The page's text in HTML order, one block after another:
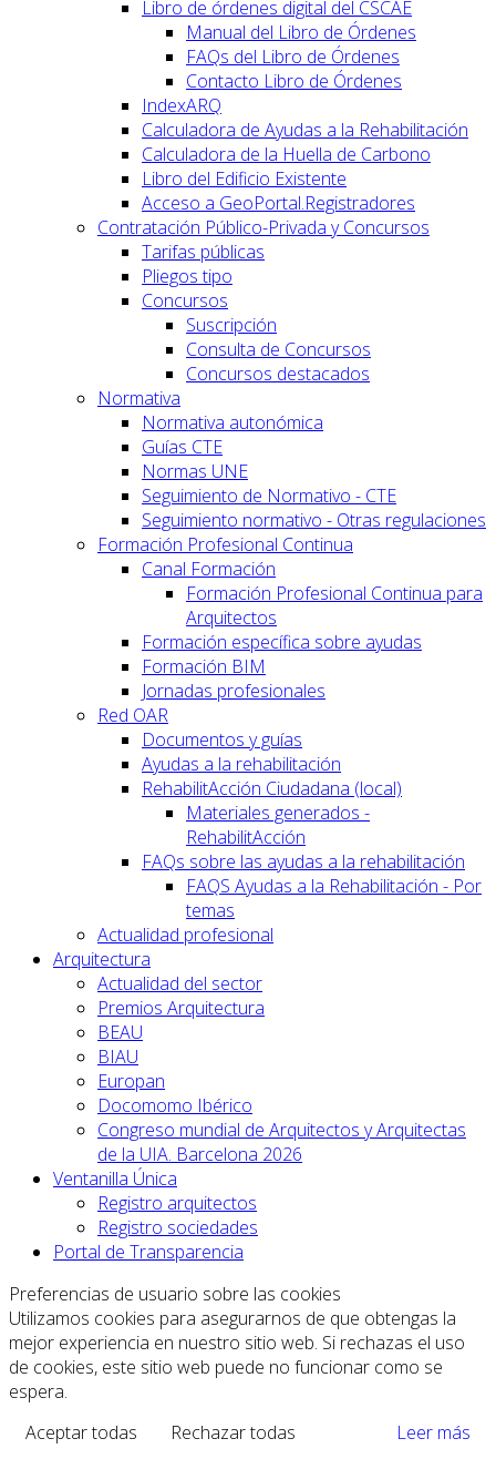
Libro de órdenes digital del CSCAE
Manual del Libro de Órdenes
FAQs del Libro de Órdenes
Contacto Libro de Órdenes
IndexARQ
Calculadora de Ayudas a la Rehabilitación
Calculadora de la Huella de Carbono
Libro del Edificio Existente
Acceso a GeoPortal.Registradores
Contratación Público-Privada y Concursos
Tarifas públicas
Pliegos tipo
Concursos
Suscripción
Consulta de Concursos
Concursos destacados
Normativa
Normativa autonómica
Guías CTE
Normas UNE
Seguimiento de Normativo - CTE
Seguimiento normativo - Otras regulaciones
Formación Profesional Continua
Canal Formación
Formación Profesional Continua para
Arquitectos
Formación específica sobre ayudas
Formación BIM
Jornadas profesionales
Red OAR
Documentos y guías
Ayudas a la rehabilitación
RehabilitAcción Ciudadana (local)
Materiales generados -
RehabilitAcción
FAQs sobre las ayudas a la rehabilitación
FAQS Ayudas a la Rehabilitación - Por
temas
Actualidad profesional
Arquitectura
Actualidad del sector
Premios Arquitectura
BEAU
BIAU
Europan
Docomomo Ibérico
Congreso mundial de Arquitectos y Arquitectas
de la UIA. Barcelona 2026
Ventanilla Única
Registro arquitectos
Registro sociedades
Portal de Transparencia
Preferencias de usuario sobre las cookies
Utilizamos cookies para asegurarnos de que obtengas la
mejor experiencia en nuestro sitio web. Si rechazas el uso
de cookies, este sitio web puede no funcionar como se
espera.
Aceptar todas
Rechazar todas
Leer más